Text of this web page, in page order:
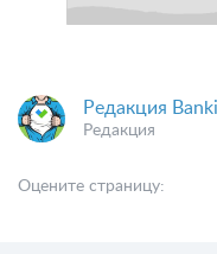
Редакция
Редакция
Оцените страницу: